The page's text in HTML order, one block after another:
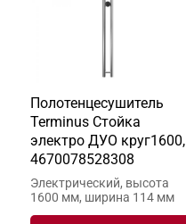
Полотенцесушитель
Terminus Стойка
электро ДУО круг1600,
4670078528308
Электрический, высота
1600 мм, ширина 114 мм